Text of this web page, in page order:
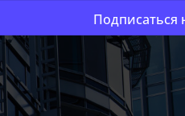
Подписаться